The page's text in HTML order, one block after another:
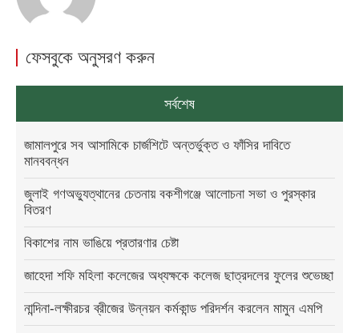
ফেসবুকে অনুসরণ করুন
সর্বশেষ
জামালপুরে সব আসামিকে চার্জশিটে অন্তর্ভুক্ত ও ফাঁসির দাবিতে
মানববন্ধন
জুলাই গণঅভ্যুত্থানের চেতনায় বকশীগঞ্জে আলোচনা সভা ও পুরস্কার
বিতরণ
বিকাশের নাম ভাঙিয়ে প্রতারণার চেষ্টা
জাহেদা শফি মহিলা কলেজের অধ্যক্ষকে কলেজ ছাত্রদলের ফুলের শুভেচ্ছা
নান্দিনা-লক্ষীরচর ব্রীজের উন্নয়ন কর্মকান্ড পরিদর্শন করলেন মামুন এমপি